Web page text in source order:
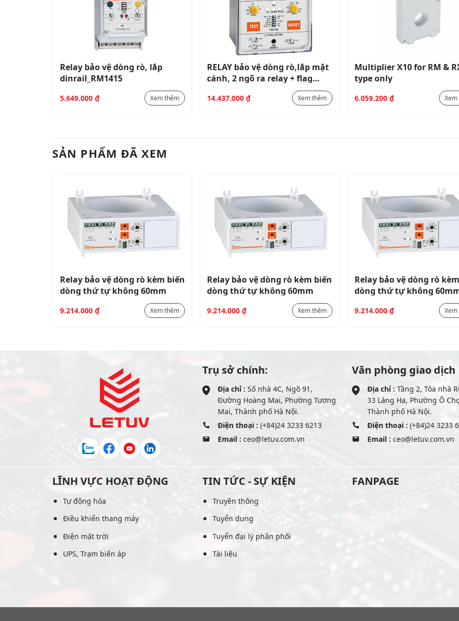
Relay bảo vệ dòng rò, lắp
dinrail_RM1415
5.649.000 ₫ Xem thêm
RELAY bảo vệ dòng rò,lắp mặt
cánh, 2 ngõ ra relay + flag
14.437.000 ₫ Xem thêm
Multiplier X10 for RM &
type only
6.059.200 ₫
SẢN PHẨM ĐÃ XEM
Relay bảo vệ dòng rò kèm biến
dòng thứ tự không 60mm
9.214.000 ₫ Xem thêm
Relay bảo vệ dòng rò kèm biến
dòng thứ tự không 60mm
9.214.000 ₫ Xem thêm
Relay bảo vệ dòng rò
dòng thứ tự không
9.214.000 ₫
Trụ sở chính:
Địa chỉ : Số nhà 4C, Ngõ 91,
Đường Hoàng Mai, Phường Tương
Mai, Thành phố Hà Nội.
Điện thoại : (+84)24 3233 6213
Email : ceo@letuv.com.vn
Văn phòng giao dịch
Địa chỉ : Tầng 2, Tòa nhà
33 Láng Hạ, Phường Ô
Thành phố Hà Nội.
Điện thoại : (+84)24 3233
Email : ceo@letuv.com.vn
LĨNH VỰC HOẠT ĐỘNG
Tự động hóa
Điều khiển thang máy
Điện mặt trời
UPS, Trạm biến áp
TIN TỨC - SỰ KIỆN
Truyền thông
Tuyển dụng
Tuyển đại lý phân phối
Tài liệu
FANPAGE